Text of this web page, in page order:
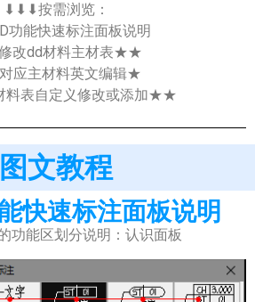
⬇⬇⬇按需浏览：
功能快速标注面板说明
改dd材料主材表★★
应主材料英文编辑★
料表自定义修改或添加★★
图文教程
快速标注面板说明
功能区划分说明：认识面板